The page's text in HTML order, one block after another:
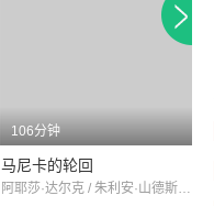
106分钟
马尼卡的轮回
阿耶莎·达尔克 / 朱利安·山德斯 / 斯特凡·奥德朗